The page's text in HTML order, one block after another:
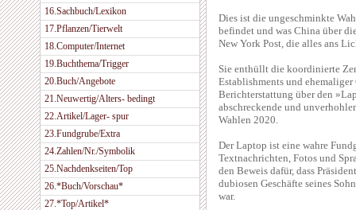
16.Sachbuch/Lexikon
17.Pflanzen/Tierwelt
18.Computer/Internet
19.Buchthema/Trigger
20.Buch/Angebote
21.Neuwertig/Alters- bedingt
22.Artikel/Lager- spur
23.Fundgrube/Extra
24.Zahlen/Nr./Symbolik
25.Nachdenkseiten/Top
26.*Buch/Vorschau*
27.*Top/Artikel*
Dies ist die ungeschminkte
befindet und was China über
New York Post, die alles ans
Sie enthüllt die koordinierte
Establishments und
Berichterstattung über den
abschreckende und
Wahlen 2020.
Der Laptop ist eine wahre
Textnachrichten, Fotos und
den Beweis dafür, dass
dubiosen Geschäfte seines
war.